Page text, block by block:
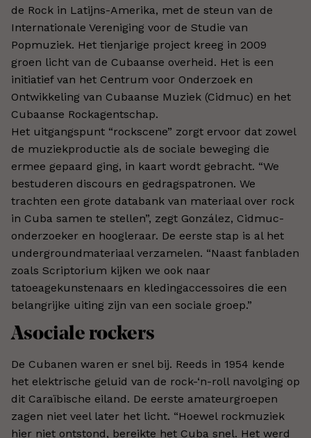
de Rock in Latijns-Amerika, met de steun van de
Internationale Vereniging voor de Studie van
Popmuziek. Het tienjarige project kreeg in 2009
groen licht van de Cubaanse overheid. Het is een
initiatief van het Centrum voor Onderzoek en
Ontwikkeling van Cubaanse Muziek (Cidmuc) en het
Cubaanse Rockagentschap.
Het uitgangspunt “rockscene” zorgt ervoor dat zowel
de muziekproductie als de sociale beweging die
ermee gepaard ging, in kaart wordt gebracht. “We
bestuderen discours en gedragspatronen. We
trachten een grote databank van materiaal over rock
in Cuba samen te stellen”, zegt González, Cidmuc-
onderzoeker en hoogleraar. De eerste stap is al het
undergroundmateriaal verzamelen. “Naast fanbladen
zoals Scriptorium kijken we ook naar
tatoeagekunstenaars en kledingaccessoires die een
belangrijke uiting zijn van een sociale groep.”
Asociale rockers
De Cubanen waren er snel bij. Reeds in 1954 kende
het elektrische geluid van de rock-‘n-roll navolging op
dit Caraïbische eiland. De eerste amateurgroepen
zagen niet veel later het licht. “Hoewel rockmuziek
hier niet ontstond, bereikte het Cuba snel. Het werd